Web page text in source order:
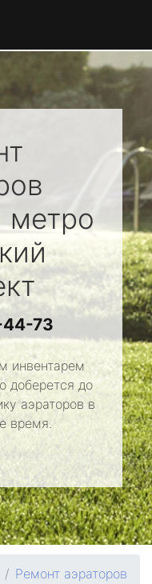
метро
44-73
инвентарем
доберется до
аэраторов в
время.
Ремонт аэраторов